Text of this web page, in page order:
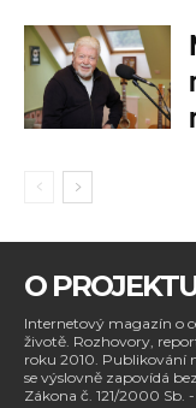
O
Internetový magazín o
životě. Rozhovory,
roku 2010. Publikování
se výslovně zapovídá
Zákona č. 121/2000 Sb.